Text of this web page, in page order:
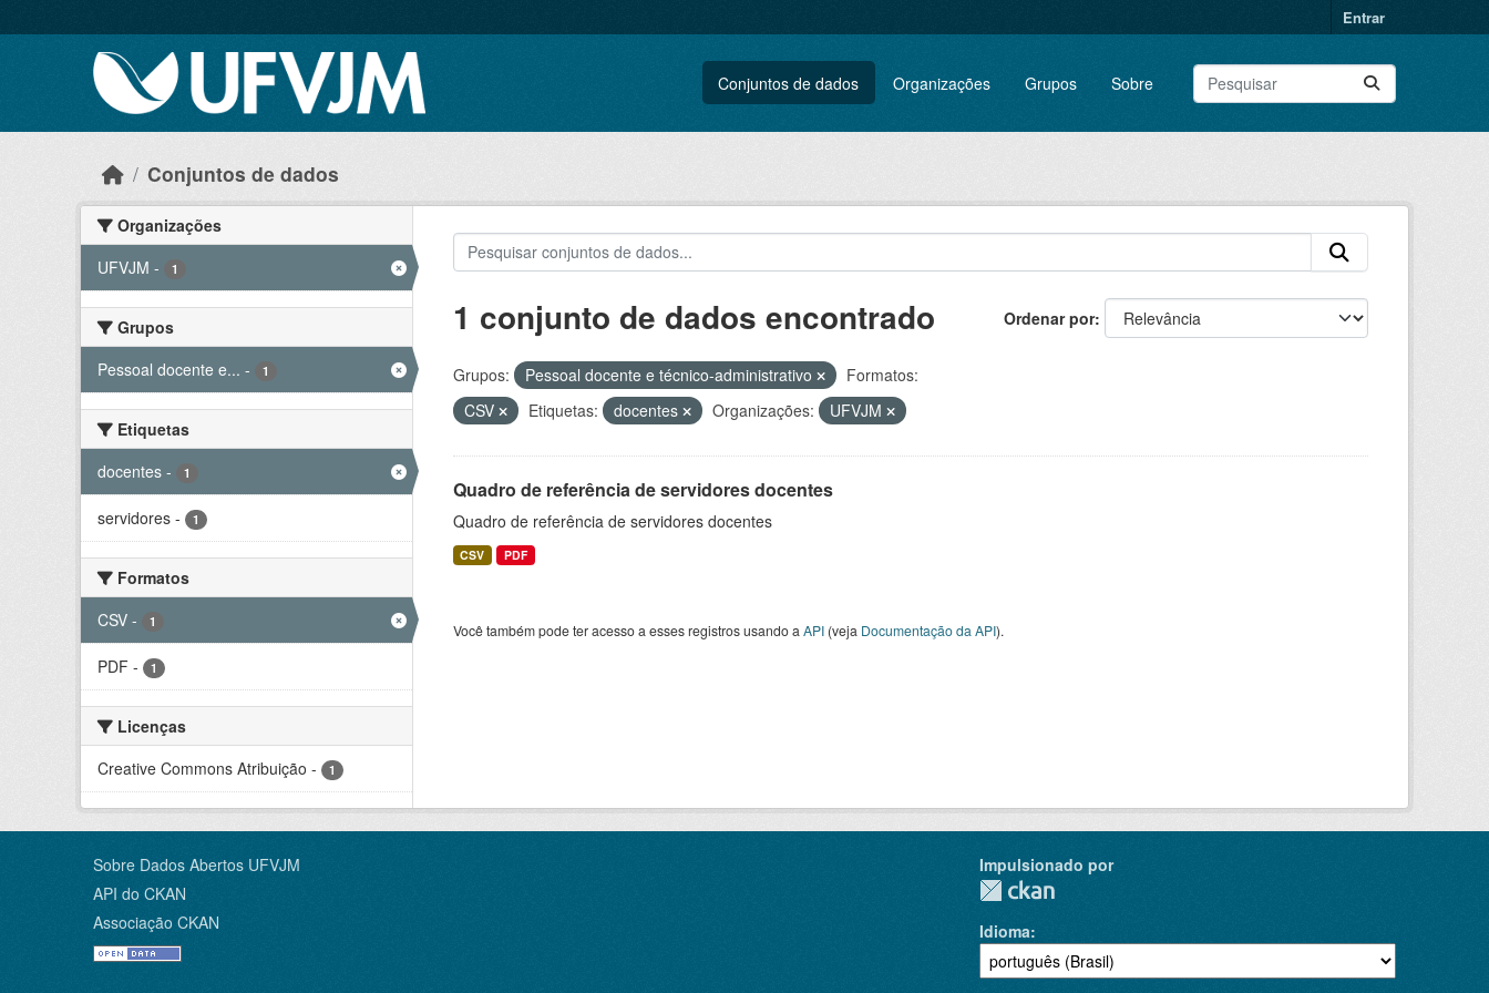
Entrar
Conjuntos de dados Organizações Grupos Sobre
Conjuntos de dados
Organizações
UFVJM - 1
Grupos
Pessoal docente e... - 1
Etiquetas
docentes - 1
servidores - 1
Formatos
CSV - 1
PDF - 1
Licenças
Creative Commons Atribuição - 1
Ordenar por
1 conjunto de dados encontrado
Grupos: Pessoal docente e técnico-administrativo
Formatos:
CSV
Etiquetas: docentes Organizações: UFVJM
Quadro de referência de servidores docentes
Quadro de referência de servidores docentes
CSV PDF
Você também pode ter acesso a esses registros usando a API(veja Documentação da API).
Sobre Dados Abertos UFVJM
API do CKAN
Associação CKAN
Impulsionado por
Idioma